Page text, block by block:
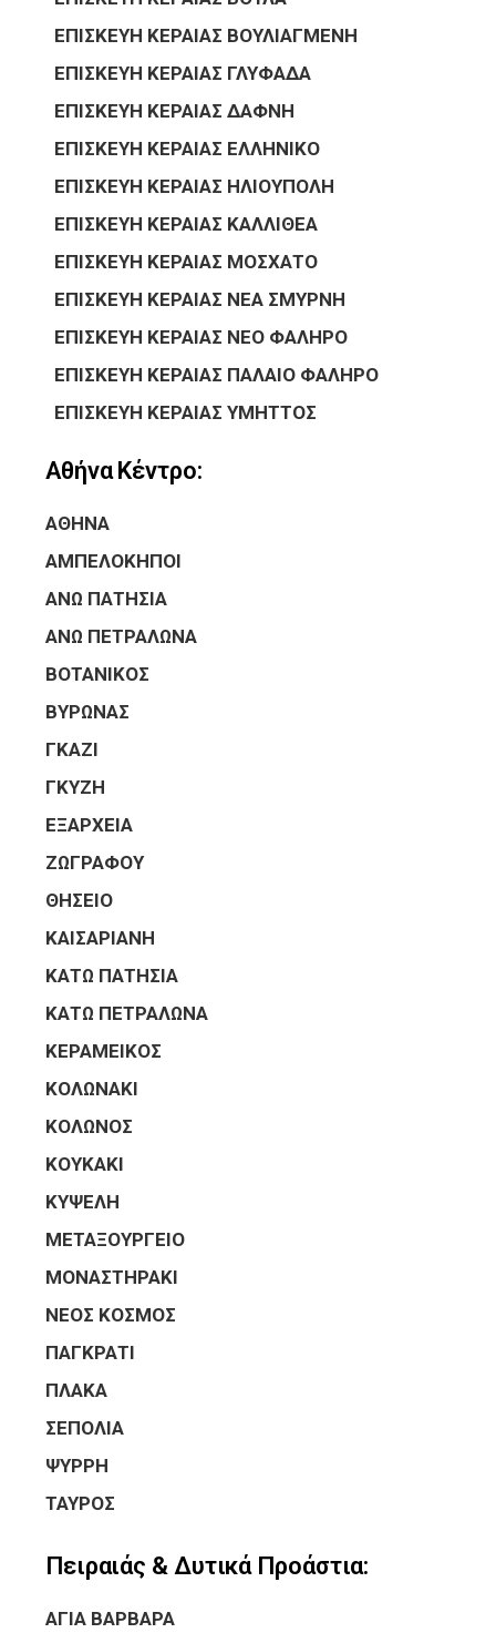
ΕΠΙΣΚΕΥΗ ΚΕΡΑΙΑΣ ΒΟΥΛΙΑΓΜΕΝΗ
ΕΠΙΣΚΕΥΗ ΚΕΡΑΙΑΣ ΓΛΥΦΑΔΑ
ΕΠΙΣΚΕΥΗ ΚΕΡΑΙΑΣ ΔΑΦΝΗ
ΕΠΙΣΚΕΥΗ ΚΕΡΑΙΑΣ ΕΛΛΗΝΙΚΟ
ΕΠΙΣΚΕΥΗ ΚΕΡΑΙΑΣ ΗΛΙΟΥΠΟΛΗ
ΕΠΙΣΚΕΥΗ ΚΕΡΑΙΑΣ ΚΑΛΛΙΘΕΑ
ΕΠΙΣΚΕΥΗ ΚΕΡΑΙΑΣ ΜΟΣΧΑΤΟ
ΕΠΙΣΚΕΥΗ ΚΕΡΑΙΑΣ ΝΕΑ ΣΜΥΡΝΗ
ΕΠΙΣΚΕΥΗ ΚΕΡΑΙΑΣ ΝΕΟ ΦΑΛΗΡΟ
ΕΠΙΣΚΕΥΗ ΚΕΡΑΙΑΣ ΠΑΛΑΙΟ ΦΑΛΗΡΟ
ΕΠΙΣΚΕΥΗ ΚΕΡΑΙΑΣ ΥΜΗΤΤΟΣ
Αθήνα Κέντρο:
ΑΘΗΝΑ
ΑΜΠΕΛΟΚΗΠΟΙ
ΑΝΩ ΠΑΤΗΣΙΑ
ΑΝΩ ΠΕΤΡΑΛΩΝΑ
ΒΟΤΑΝΙΚΟΣ
ΒΥΡΩΝΑΣ
ΓΚΑΖΙ
ΓΚΥΖΗ
ΕΞΑΡΧΕΙΑ
ΖΩΓΡΑΦΟΥ
ΘΗΣΕΙΟ
ΚΑΙΣΑΡΙΑΝΗ
ΚΑΤΩ ΠΑΤΗΣΙΑ
ΚΑΤΩ ΠΕΤΡΑΛΩΝΑ
ΚΕΡΑΜΕΙΚΟΣ
ΚΟΛΩΝΑΚΙ
ΚΟΛΩΝΟΣ
ΚΟΥΚΑΚΙ
ΚΥΨΕΛΗ
ΜΕΤΑΞΟΥΡΓΕΙΟ
ΜΟΝΑΣΤΗΡΑΚΙ
ΝΕΟΣ ΚΟΣΜΟΣ
ΠΑΓΚΡΑΤΙ
ΠΛΑΚΑ
ΣΕΠΟΛΙΑ
ΨΥΡΡΗ
ΤΑΥΡΟΣ
Πειραιάς & Δυτικά Προάστια:
ΑΓΙΑ ΒΑΡΒΑΡΑ